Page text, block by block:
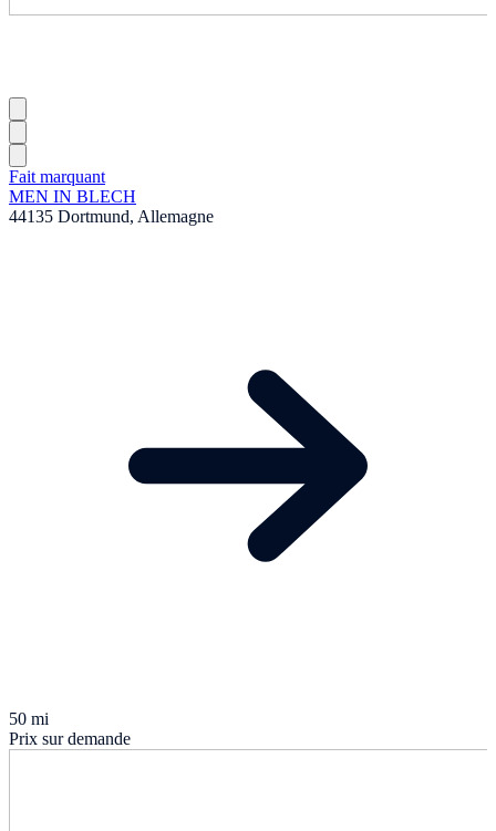
Fait marquant
MEN IN BLECH
44135 Dortmund, Allemagne
50 mi
Prix sur demande